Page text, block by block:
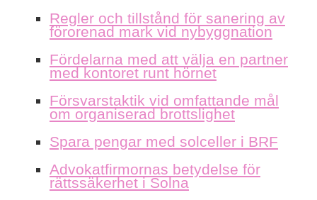
Regler och tillstånd för sanering av
förorenad mark vid nybyggnation
Fördelarna med att välja en partner
med kontoret runt hörnet
Försvarstaktik vid omfattande mål
om organiserad brottslighet
Spara pengar med solceller i BRF
Advokatfirmornas betydelse för
rättssäkerhet i Solna